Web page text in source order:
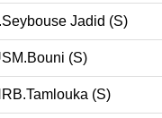
Jadid (S)
(S)
(S)